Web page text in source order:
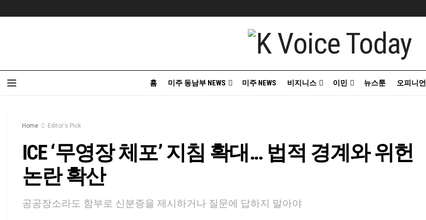
홈 미주 동남부 NEWS 미주 NEWS 비지니스 이민 뉴스툰 오피니언
Home Editor's Pick
ICE ‘무영장 체포’ 지침 확대… 법적 경계와 위헌
논란 확산
공공장소라도 함부로 신분증을 제시하거나 질문에 답하지 말아야